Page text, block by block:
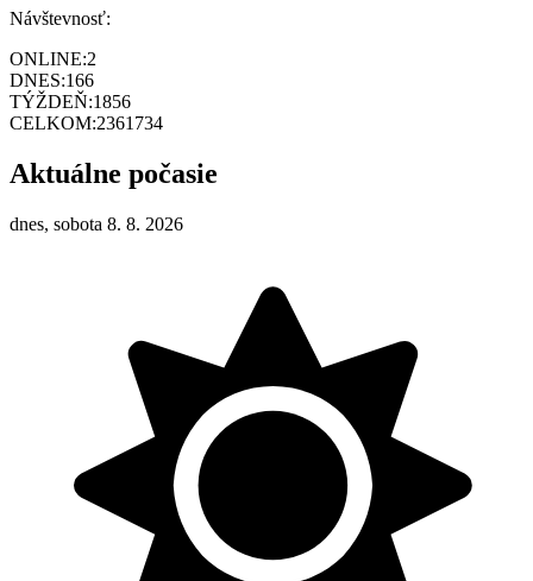
Návštevnosť:
ONLINE:2
DNES:166
TÝŽDEŇ:1856
CELKOM:2361734
Aktuálne počasie
dnes, sobota 8. 8. 2026